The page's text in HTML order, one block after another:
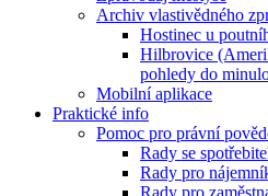
Archiv vlastivědného
Hostinec u
Hilbrovice
pohledy do
Mobilní aplikace
Praktické info
Pomoc pro právní
Rady se
Rady pro
Rady pro